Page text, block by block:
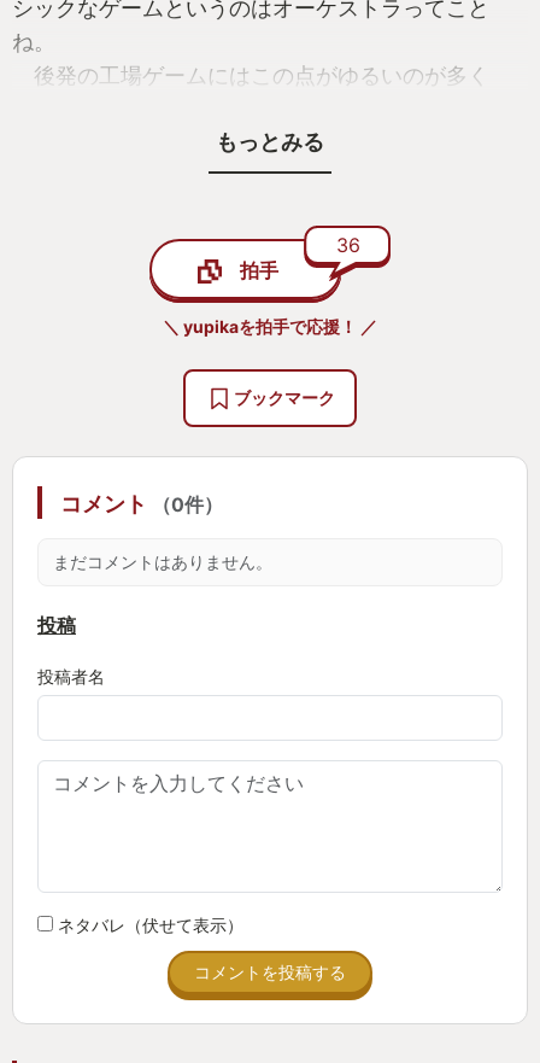
シックなゲームというのはオーケストラってこと
ね。
後発の工場ゲームにはこの点がゆるいのが多く
そこそこ楽しませるものを作ろうとしている。
Factorioはそのままの設定（つまり敵あり）だと
いう部分は「要らない・面白くない」として後発に
は取り込まれていない要素になっている…が、そう
やりなおす、それも大事な体験の一部で、そのとき
プレイヤーは転生モノの主人公のような全能感に浸
モノにした本当の知識によるものでもあるので、ス
キルの向上が実感になるのがうれしい。
このゲームは4Xの要素を持ちかけてやめた工場ゲ
い。
ヤーとしてはわかってるのに作るときに理解してい
サータの動き・モーション、そして、本当にそこに
あるオブジェクトを掴んで離している、そういう部
分が最高にいい。
このゲームは多くの工場ゲームがデータに引き寄
せられる中、実存かデータかでいうと実存なんだよ
な。それは当然4Xゲーム指向であることとも関わっ
もっとみる
拍手
36
＼ yupikaを拍手で応援！ ／
ブックマーク
コメント （0件）
まだコメントはありません。
投稿
投稿者名
ネタバレ（伏せて表示）
コメントを投稿する